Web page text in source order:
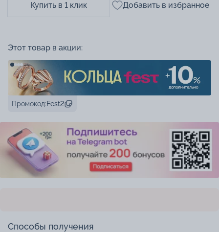
Купить в 1 клик Добавить в избранное
Этот товар в акции:
Промокод:Fest2
Способы получения